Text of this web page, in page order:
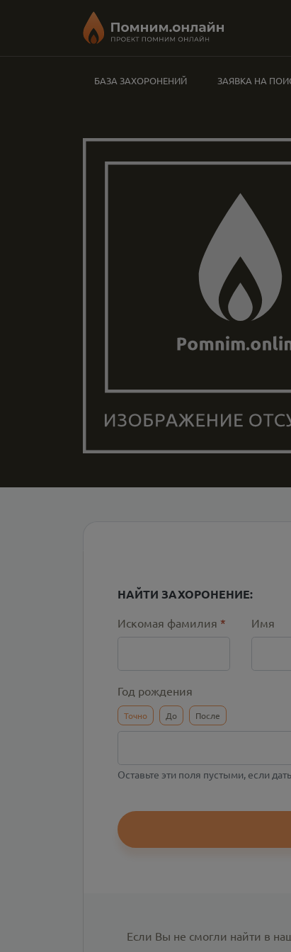
БАЗА ЗАХОРОНЕНИЙ ЗАЯВКА НА
НАЙТИ ЗАХОРОНЕНИЕ:
Искомая фамилия * Имя
Год рождения
Точно До После
Оставьте эти поля пустыми, если
Если Вы не смогли найти в